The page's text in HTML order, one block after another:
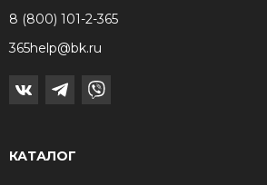
8 (800) 101-2-365
365help@bk.ru
КАТАЛОГ